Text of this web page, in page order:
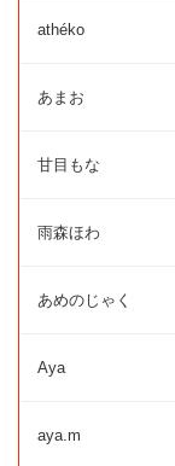
athéko
あまお
甘目もな
雨森ほわ
あめのじゃく
Aya
aya.m